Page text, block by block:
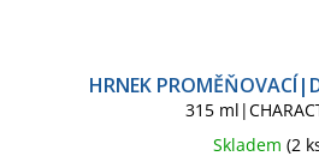
HRNEK
315
Skladem (2